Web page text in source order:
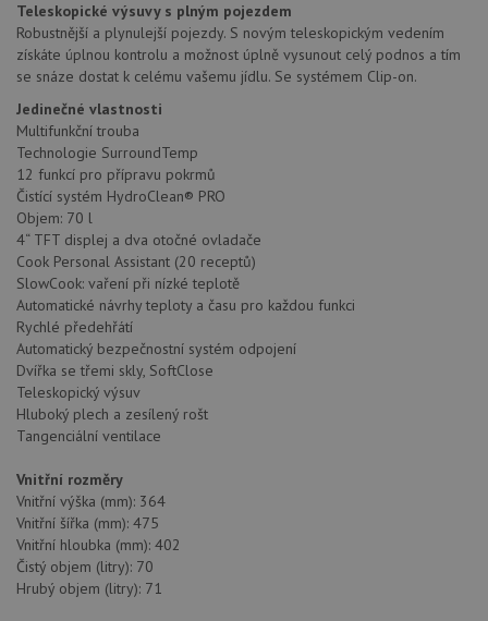
Teleskopické výsuvy s plným pojezdem
Robustnější a plynulejší pojezdy. S novým teleskopickým vedením
získáte úplnou kontrolu a možnost úplně vysunout celý podnos a tím
se snáze dostat k celému vašemu jídlu. Se systémem Clip-on.
Jedinečné vlastnosti
Multifunkční trouba
Technologie SurroundTemp
12 funkcí pro přípravu pokrmů
Čistící systém HydroClean® PRO
Objem: 70 l
4“ TFT displej a dva otočné ovladače
Cook Personal Assistant (20 receptů)
SlowCook: vaření při nízké teplotě
Automatické návrhy teploty a času pro každou funkci
Rychlé předehřátí
Automatický bezpečnostní systém odpojení
Dvířka se třemi skly, SoftClose
Teleskopický výsuv
Hluboký plech a zesílený rošt
Tangenciální ventilace
Vnitřní rozměry
Vnitřní výška (mm): 364
Vnitřní šířka (mm): 475
Vnitřní hloubka (mm): 402
Čistý objem (litry): 70
Hrubý objem (litry): 71